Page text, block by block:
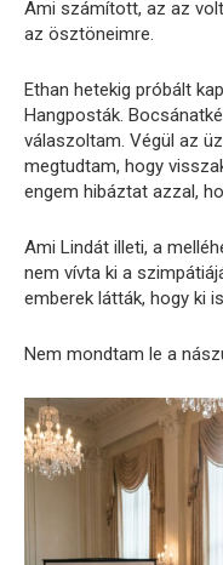
Ami számított, az az
az ösztöneimre.
Ethan hetekig próbált
Hangposták.
válaszoltam. Végül az
megtudtam, hogy
engem hibáztat azzal,
Ami Lindát illeti, a
nem vívta ki a
emberek látták, hogy ki
Nem mondtam le a